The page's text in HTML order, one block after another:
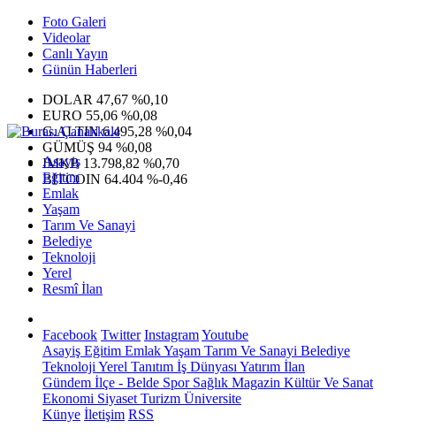
Foto Galeri
Videolar
Canlı Yayın
Günün Haberleri
DOLAR 47,67 %0,10
EURO 55,06 %0,08
G.ALTIN6.495,28 %0,04
GÜMÜŞ 94 %0,08
IMKB 13.798,82 %0,70
BITCOIN 64.404 %-0,46
Asayiş
Eğitim
Emlak
Yaşam
Tarım Ve Sanayi
Belediye
Teknoloji
Yerel
Resmî İlan
Facebook Twitter InstagramYoutube
Asayiş Eğitim EmlakYaşam Tarım Ve Sanayi Belediye
Teknoloji Yerel Tanıtım İş Dünyası Yatırım İlan
Gündem İlçe - Belde SporSağlık Magazin Kültür Ve Sanat
Ekonomi Siyaset Turizm Üniversite
Künye İletişim RSS